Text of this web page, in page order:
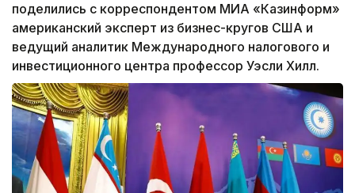
поделились с корреспондентом МИА «Казинформ»
американский эксперт из бизнес-кругов США и
ведущий аналитик Международного налогового и
инвестиционного центра профессор Уэсли Хилл.